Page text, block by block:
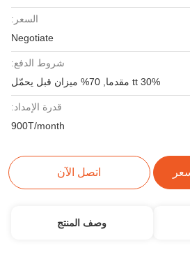
السعر:
Negotiate
شروط الدفع:
30% tt مقدما, 70% ميزان قبل يحمّل
قدرة الإمداد:
900T/month
اتصل الآن
وصف المنتج